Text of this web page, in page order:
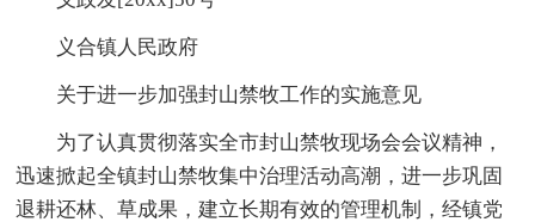
义合镇人民政府
关于进一步加强封山禁牧工作的实施意见
为了认真贯彻落实全市封山禁牧现场会会议精神，
迅速掀起全镇封山禁牧集中治理活动高潮，进一步巩固
退耕还林、草成果，建立长期有效的管理机制，经镇党